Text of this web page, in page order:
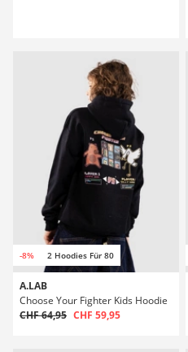
-8% 2 Hoodies Für 80
A.LAB
Choose Your Fighter Kids Hoodie
CHF 64,95 CHF 59,95